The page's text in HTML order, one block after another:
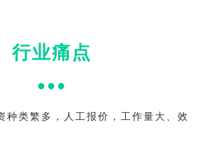
行业痛点
●●●
种类繁多，人工报价，工作量大、效